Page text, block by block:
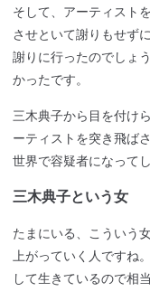
そして、アーティスト
させといて謝りもせず
謝りに行ったのでしょ
かったです。
三木典子から目を付け
ーティストを突き飛ば
世界で容疑者になって
三木典子という女
たまにいる、こういう
上がっていく人ですね
して生きているので相